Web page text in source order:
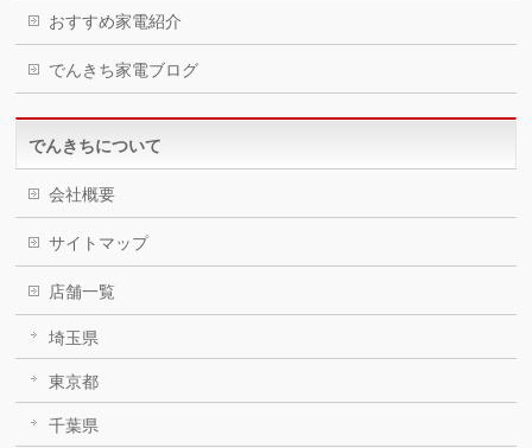
おすすめ家電紹介
でんきち家電ブログ
でんきちについて
会社概要
サイトマップ
店舗一覧
埼玉県
東京都
千葉県